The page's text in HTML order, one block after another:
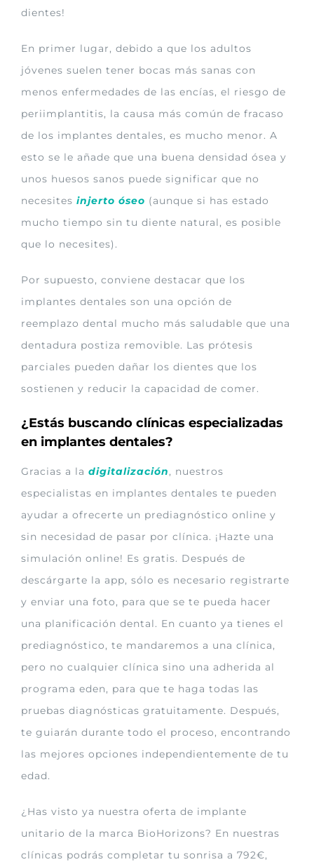
dientes!
En primer lugar, debido a que los adultos
jóvenes suelen tener bocas más sanas con
menos enfermedades de las encías, el riesgo de
periimplantitis, la causa más común de fracaso
de los implantes dentales, es mucho menor. A
esto se le añade que una buena densidad ósea y
unos huesos sanos puede significar que no
necesites injerto óseo (aunque si has estado
mucho tiempo sin tu diente natural, es posible
que lo necesites).
Por supuesto, conviene destacar que los
implantes dentales son una opción de
reemplazo dental mucho más saludable que una
dentadura postiza removible. Las prótesis
parciales pueden dañar los dientes que los
sostienen y reducir la capacidad de comer.
¿Estás buscando clínicas especializadas
en implantes dentales?
Gracias a la digitalización, nuestros
especialistas en implantes dentales te pueden
ayudar a ofrecerte un prediagnóstico online y
sin necesidad de pasar por clínica. ¡Hazte una
simulación online! Es gratis. Después de
descárgarte la app, sólo es necesario registrarte
y enviar una foto, para que se te pueda hacer
una planificación dental. En cuanto ya tienes el
prediagnóstico, te mandaremos a una clínica,
pero no cualquier clínica sino una adherida al
programa eden, para que te haga todas las
pruebas diagnósticas gratuitamente. Después,
te guiarán durante todo el proceso, encontrando
las mejores opciones independientemente de tu
edad.
¿Has visto ya nuestra oferta de implante
unitario de la marca BioHorizons? En nuestras
clínicas podrás completar tu sonrisa a 792€,